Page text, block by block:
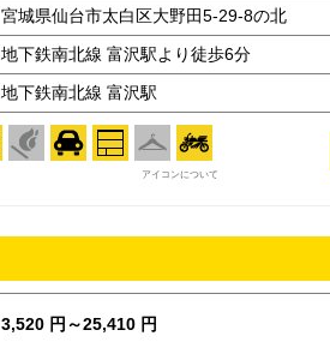
宮城県仙台市太白区大野田5-29-8の北
地下鉄南北線 富沢駅より徒歩6分
地下鉄南北線 富沢駅
アイコンについて
3,520 円～25,410 円